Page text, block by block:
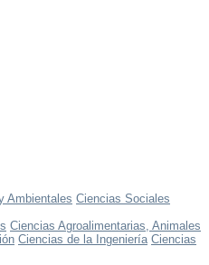
Ambientales Ciencias Sociales
Ciencias Agroalimentarias, Animales
Ciencias de la Ingeniería Ciencias